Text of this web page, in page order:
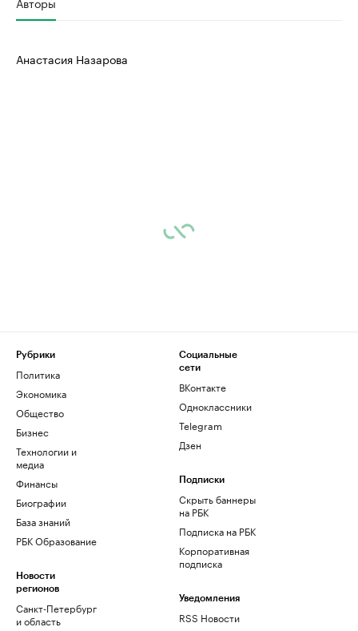
Анастасия Назарова
Рубрики
Политика
Экономика
Общество
Бизнес
Технологии и
медиа
Финансы
Биографии
База знаний
РБК Образование
Новости
регионов
Санкт-Петербург
и область
Социальные
сети
ВКонтакте
Одноклассники
Telegram
Дзен
Подписки
Скрыть баннеры
на РБК
Подписка на РБК
Корпоративная
подписка
Уведомления
RSS Новости